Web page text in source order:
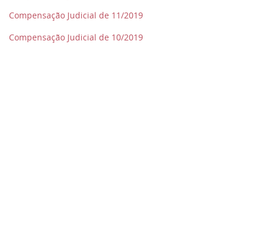
Compensação Judicial de 11/2019
Compensação Judicial de 10/2019